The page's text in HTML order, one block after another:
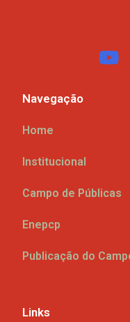
Navegação
Home
Institucional
Campo de Públicas
Enepcp
Publicação do
Links